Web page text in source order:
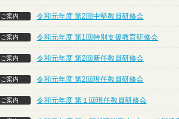
ご案内 令和元年度 第2回中堅教員研修会
ご案内 令和元年度 第1回特別支援教育研修会
ご案内 令和元年度 第2回新任教員研修会
ご案内 令和元年度 第2回現任教員研修会
ご案内 令和元年度 第１回現任教員研修会